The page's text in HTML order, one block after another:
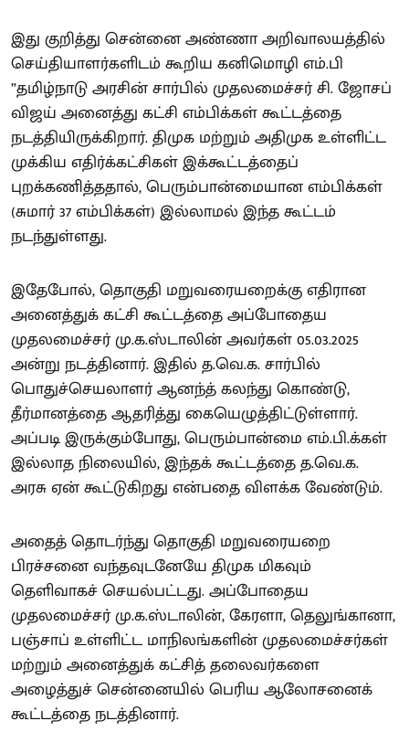
இது குறித்து சென்னை அண்ணா அறிவாலயத்தில்
செய்தியாளர்களிடம் கூறிய கனிமொழி எம்.பி
”தமிழ்நாடு அரசின் சார்பில் முதலமைச்சர் சி. ஜோசப்
விஜய் அனைத்து கட்சி எம்பிக்கள் கூட்டத்தை
நடத்தியிருக்கிறார். திமுக மற்றும் அதிமுக உள்ளிட்ட
முக்கிய எதிர்க்கட்சிகள் இக்கூட்டத்தைப்
புறக்கணித்ததால், பெரும்பான்மையான எம்பிக்கள்
(சுமார் 37 எம்பிக்கள்) இல்லாமல் இந்த கூட்டம்
நடந்துள்ளது.
இதேபோல், தொகுதி மறுவரையறைக்கு எதிரான
அனைத்துக் கட்சி கூட்டத்தை அப்போதைய
முதலமைச்சர் மு.க.ஸ்டாலின் அவர்கள் 05.03.2025
அன்று நடத்தினார். இதில் த.வெ.க. சார்பில்
பொதுச்செயலாளர் ஆனந்த் கலந்து கொண்டு,
தீர்மானத்தை ஆதரித்து கையெழுத்திட்டுள்ளார்.
அப்படி இருக்கும்போது, பெரும்பான்மை எம்.பி.க்கள்
இல்லாத நிலையில், இந்தக் கூட்டத்தை த.வெ.க.
அரசு ஏன் கூட்டுகிறது என்பதை விளக்க வேண்டும்.
அதைத் தொடர்ந்து தொகுதி மறுவரையறை
பிரச்சனை வந்தவுடனேயே திமுக மிகவும்
தெளிவாகச் செயல்பட்டது. அப்போதைய
முதலமைச்சர் மு.க.ஸ்டாலின், கேரளா, தெலுங்கானா,
பஞ்சாப் உள்ளிட்ட மாநிலங்களின் முதலமைச்சர்கள்
மற்றும் அனைத்துக் கட்சித் தலைவர்களை
அழைத்துச் சென்னையில் பெரிய ஆலோசனைக்
கூட்டத்தை நடத்தினார்.